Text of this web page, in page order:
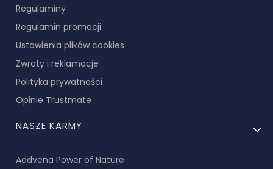
Regulaminy
Regulamin promocji
Ustawienia plików cookies
Zwroty i reklamacje
Polityka prywatności
Opinie Trustmate
NASZE KARMY
Addvena Power of Nature